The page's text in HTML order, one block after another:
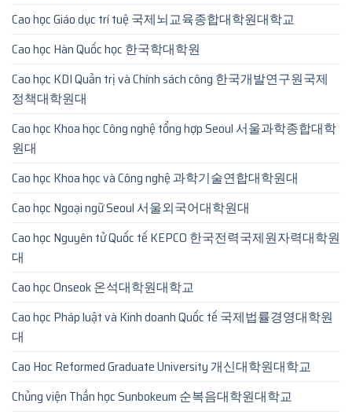
Cao học Giáo dục trí tuệ 국제뇌교육종합대학원대학교
Cao học Hàn Quốc học 한국학대학원
Cao học KDI Quản trị và Chính sách công 한국개발연구원국제
정책대학원대
Cao học Khoa học Công nghệ tổng hợp Seoul 서울과학종합대학
원대
Cao học Khoa học và Công nghệ 과학기술연합대학원대
Cao học Ngoại ngữ Seoul 서울외국어대학원대
Cao học Nguyên tử Quốc tế KEPCO 한국전력국제원자력대학원
대
Cao học Onseok 온석대학원대학교
Cao học Pháp luật và Kinh doanh Quốc tế 국제법률경영대학원
대
Cao Hoc Reformed Graduate University 개신대학원대학교
Chủng viện Thần học Sunbokeum 순복음대학원대학교